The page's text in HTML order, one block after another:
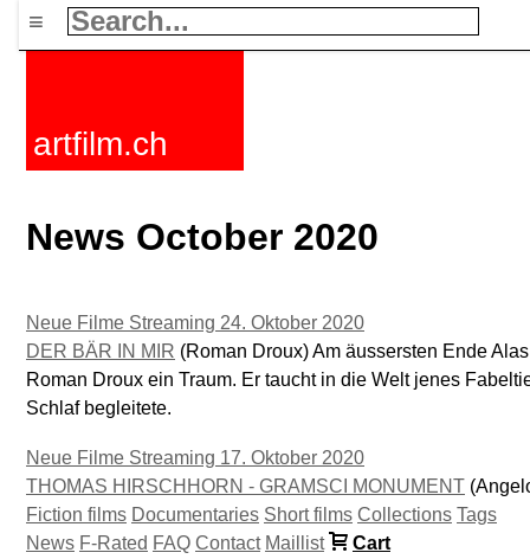
≡
artfilm.ch
News October 2020
Neue Filme Streaming 24. Oktober 2020
DER BÄR IN MIR (Roman Droux) Am äussersten Ende
Roman Droux ein Traum. Er taucht in die Welt jenes
Schlaf begleitete.
Neue Filme Streaming 17. Oktober 2020
THOMAS HIRSCHHORN - GRAMSCI MONUMENT
Fiction films Documentaries Short films Collections Tags
News F-Rated FAQ Contact Maillist
Cart